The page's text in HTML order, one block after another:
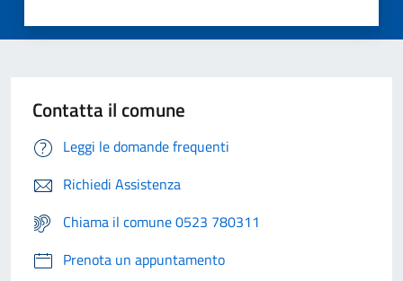
Contatta il comune
Leggi le domande frequenti
Richiedi Assistenza
Chiama il comune 0523 780311
Prenota un appuntamento